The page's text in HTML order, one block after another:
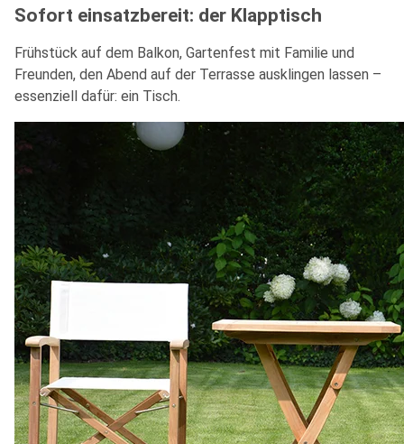
Sofort einsatzbereit: der Klapptisch
Frühstück auf dem Balkon, Gartenfest mit Familie und
Freunden, den Abend auf der Terrasse ausklingen lassen –
essenziell dafür: ein Tisch.